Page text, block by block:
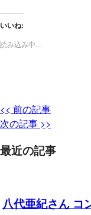
いいね:
読み込み中…
<< 前の記事
次の記事 >>
最近の記事
八代亜紀さん コ